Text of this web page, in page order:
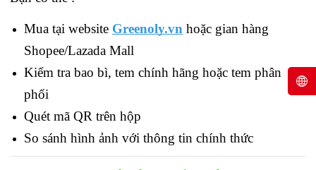
Mua tại website Greenoly.vn hoặc gian hàng
Shopee/Lazada Mall
Kiểm tra bao bì, tem chính hãng hoặc tem phân
phối
Quét mã QR trên hộp
So sánh hình ảnh với thông tin chính thức